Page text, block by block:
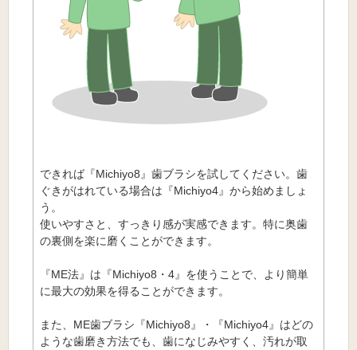
できれば『Michiyo8』歯ブラシを試してください。歯
ぐきがはれている場合は『Michiyo4』から始めましょ
う。
使いやすさと、すっきり感が実感できます。特に奥歯
の裏側を楽に磨くことができます。
『ME法』は『Michiyo8・4』を使うことで、より簡単
に最大の効果を得ることができます。
また、ME歯ブラシ『Michiyo8』・『Michiyo4』はどの
ような歯磨き方法でも、歯になじみやすく、汚れが取